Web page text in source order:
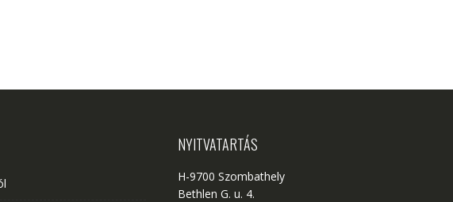
NYITVATARTÁS
H-9700 Szombathely
Bethlen G. u. 4.